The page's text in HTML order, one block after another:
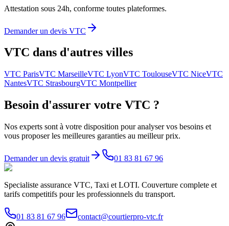
Attestation sous 24h, conforme toutes plateformes.
Demander un devis VTC
VTC dans d'autres villes
VTC ParisVTC MarseilleVTC LyonVTC ToulouseVTC NiceVTC
NantesVTC StrasbourgVTC Montpellier
Besoin d'assurer votre VTC ?
Nos experts sont à votre disposition pour analyser vos besoins et
vous proposer les meilleures garanties au meilleur prix.
Demander un devis gratuit 01 83 81 67 96
Specialiste assurance VTC, Taxi et LOTI. Couverture complete et
tarifs competitifs pour les professionnels du transport.
01 83 81 67 96
contact@courtierpro-vtc.fr